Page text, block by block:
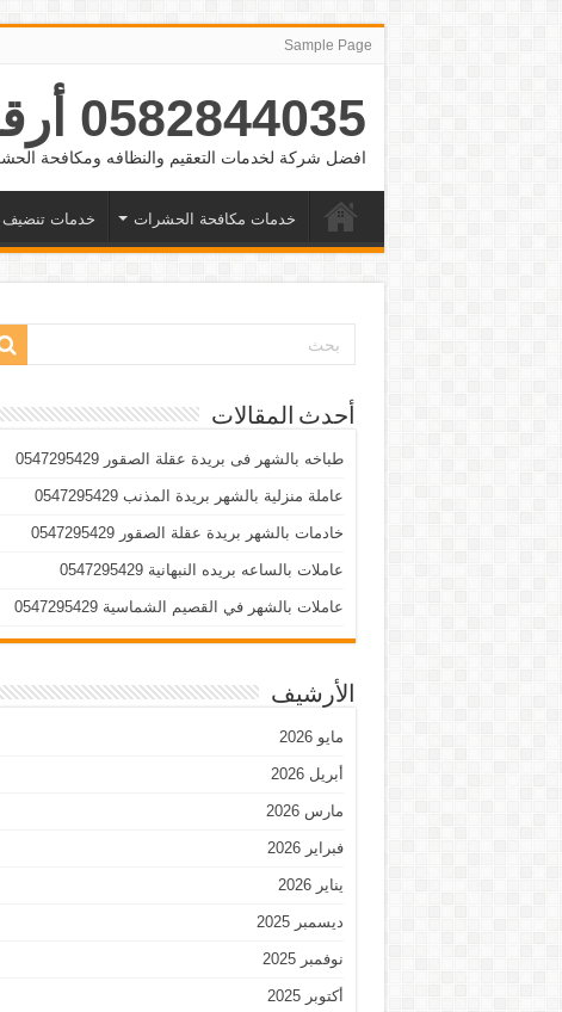
Sample Page
0582844035 أرقام شغالات بالشهر الرياض والدمام وجده
افضل شركة لخدمات التعقيم والنظافه ومكافحة
خدمات مكافحة الحشرات خدمات تنضيف
أحدث المقالات
طباخه بالشهر فى بريدة عقلة الصقور 0547295429
عاملة منزلية بالشهر بريدة المذنب 0547295429
خادمات بالشهر بريدة عقلة الصقور 0547295429
عاملات بالساعه بريده النبهانية 0547295429
عاملات بالشهر في القصيم الشماسية 0547295429
الأرشيف
مايو 2026
أبريل 2026
مارس 2026
فبراير 2026
يناير 2026
ديسمبر 2025
نوفمبر 2025
أكتوبر 2025